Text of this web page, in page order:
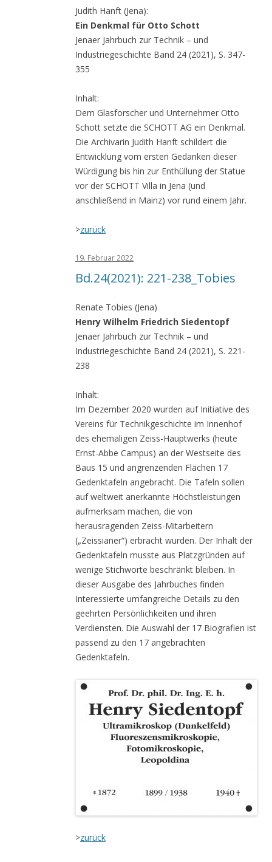
Judith Hanft (Jena):
Ein Denkmal für Otto Schott
Jenaer Jahrbuch zur Technik – und
Industriegeschichte Band 24 (2021), S. 347-
355
Inhalt:
Dem Glasforscher und Unternehmer Otto
Schott setzte die SCHOTT AG ein Denkmal.
Die Archivarin Judith Hanft schildert die
Entwicklung vom ersten Gedanken dieser
Würdigung bis hin zur Enthüllung der Statue
vor der SCHOTT Villa in Jena (und
anschließend in Mainz) vor rund einem Jahr.
>zurück
19. Februar 2022
Bd.24(2021): 221-238_Tobies
Renate Tobies (Jena)
Henry Wilhelm Friedrich Siedentopf
Jenaer Jahrbuch zur Technik – und
Industriegeschichte Band 24 (2021), S. 221-
238
Inhalt:
Im Dezember 2020 wurden auf Initiative des
Vereins für Technikgeschichte im Innenhof
des ehemaligen Zeiss-Hauptwerks (heute
Ernst-Abbe Campus) an der Westseite des
Baus 15 und angrenzenden Flächen 17
Gedenktafeln angebracht. Die Tafeln sollen
auf weltweit anerkannte Höchstleistungen
aufmerksam machen, die von
herausragenden Zeiss-Mitarbeitern
(„Zeissianer“) erbracht wurden. Der Inhalt der
Gedenktafeln musste aus Platzgründen auf
wenige Stichworte beschränkt bleiben. In
dieser Ausgabe des Jahrbuches finden
Interessierte umfangreiche Details zu den
geehrten Persönlichkeiten und ihren
Verdiensten. Die Auswahl der 17 Biografien ist
passend zu den 17 angebrachten
Gedenktafeln.
>zurück